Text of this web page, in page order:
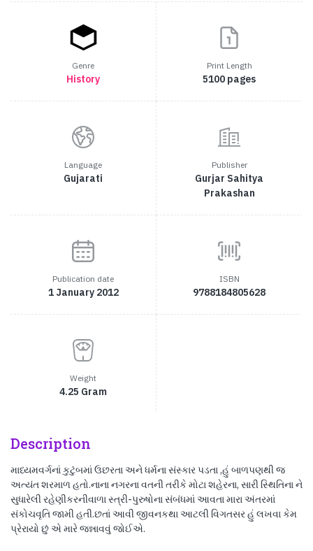
Genre
History
Print Length
5100 pages
Language
Gujarati
Publisher
Gurjar Sahitya
Prakashan
Publication date
1 January 2012
ISBN
9788184805628
Weight
4.25 Gram
Description
માધ્યમવર્ગનાં કુટુંબમાં ઉછરતા અને ધર્મના સંસ્કાર પડતા ,હું બાળપણથી જ
અત્યંત શરમાળ હતો.નાના નગરના વતની તરીકે મોટા શહેરના, સારી સ્થિતિના ને
સુધારેલી રહેણીકરનીવાળા સ્ત્રી-પુરુષોના સંબંધમાં આવતા મારા અંતરમાં
સંકોચવૃતિ જામી હતી.છતાં આવી જીવનકથા આટલી વિગતસર હું લખવા કેમ
પ્રેરાયો છું એ મારે જન્નાવવું જોઈએ.